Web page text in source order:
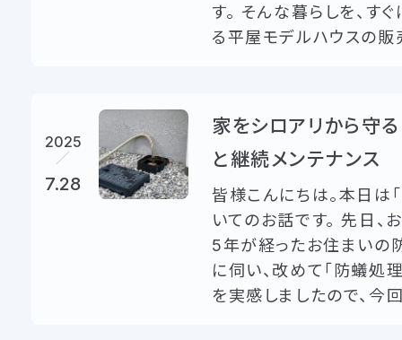
す。 そんな暮らしを、す
る平屋モデルハウスの
2025
7.28
家をシロアリから守
と継続メンテナンス
皆様こんにちは。本日は
いてのお話です。 先日、
5年が経ったお住まいの
に伺い、改めて「防蟻処
を実感しましたので、今